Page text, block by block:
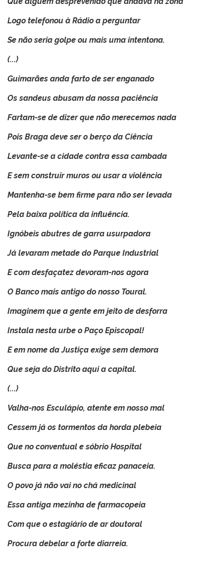
Logo telefonou à Rádio a perguntar
Se não seria golpe ou mais uma intentona.
(...)
Guimarães anda farto de ser enganado
Os sandeus abusam da nossa paciência
Fartam-se de dizer que não merecemos nada
Pois Braga deve ser o berço da Ciência
Levante-se a cidade contra essa cambada
E sem construir muros ou usar a violência
Mantenha-se bem firme para não ser levada
Pela baixa política da influência.
Ignóbeis abutres de garra usurpadora
Já levaram metade do Parque Industrial
E com desfaçatez devoram-nos agora
O Banco mais antigo do nosso Toural.
Imaginem que a gente em jeito de desforra
Instala nesta urbe o Paço Episcopal!
E em nome da Justiça exige sem demora
Que seja do Distrito aqui a capital.
(...)
Valha-nos Esculápio, atente em nosso mal
Cessem já os tormentos da horda plebeia
Que no conventual e sóbrio Hospital
Busca para a moléstia eficaz panaceia.
O povo já não vai no chá medicinal
Essa antiga mezinha de farmacopeia
Com que o estagiário de ar doutoral
Procura debelar a forte diarreia.